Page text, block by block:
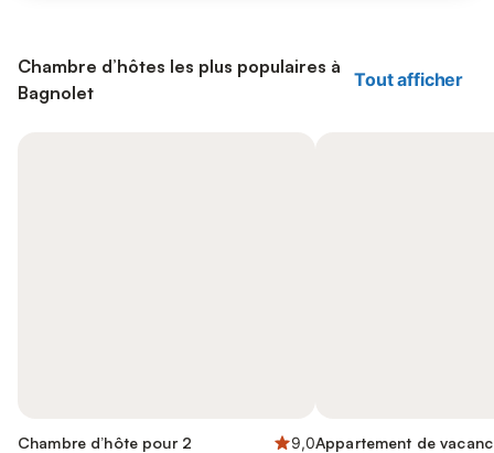
Chambre d’hôtes les plus populaires à
Bagnolet
Tout afficher
Chambre d’hôte pour 2
9,0Appartement de